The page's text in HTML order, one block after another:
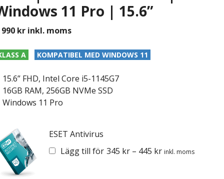
11 Pro | 15.6”
kr inkl. moms
A KOMPATIBEL MED WINDOWS 11
15.6” FHD, Intel Core i5-1145G7
16GB RAM, 256GB NVMe SSD
Windows 11 Pro
ESET Antivirus
Lägg till för 345 kr – 445 kr inkl. moms